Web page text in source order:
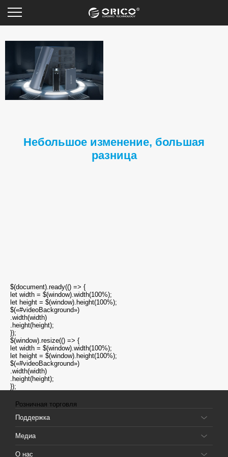
Небольшое изменение, большая
разница
$(document).ready(() => {
let width = $(window).width(100%);
let height = $(window).height(100%);
$(«#videoBackground»)
.width(width)
.height(height);
});
$(window).resize(() => {
let width = $(window).width(100%);
let height = $(window).height(100%);
$(«#videoBackground»)
.width(width)
.height(height);
});
Розничная торговля
Поддержка
Медиа
О нас